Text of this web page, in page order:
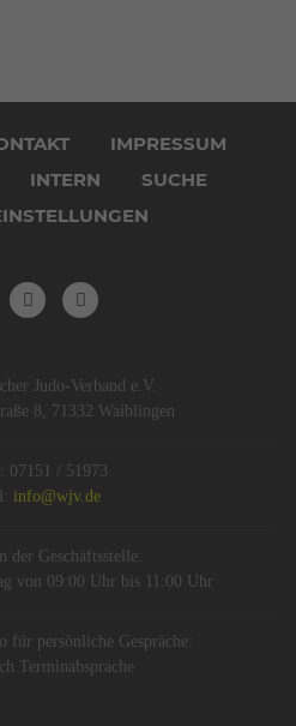
IMPRESSUM
INTERN
SUCHE
Judo-Verband e.V.
8, 71332 Waiblingen
07151 / 51973
info@wjv.de
der Geschäftsstelle:
von 09:00 Uhr bis 11:00 Uhr
für persönliche Gespräche:
Terminabsprache